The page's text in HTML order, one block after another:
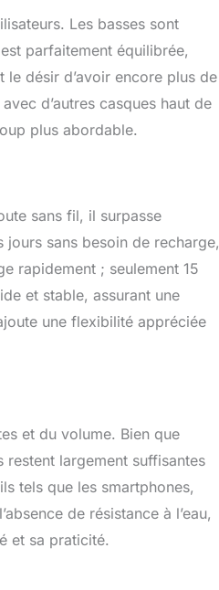
Les basses sont
parfaitement équilibrée,
désir d’avoir encore plus de
d’autres casques haut de
plus abordable.
sans fil, il surpasse
sans besoin de recharge,
rapidement ; seulement 15
et stable, assurant une
une flexibilité appréciée
et du volume. Bien que
largement suffisantes
tels que les smartphones,
de résistance à l’eau,
et sa praticité.